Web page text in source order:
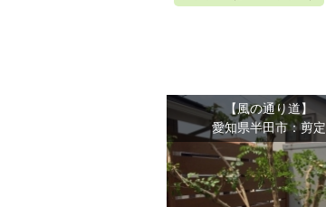
【風の通り道】
愛知県半田市：剪定